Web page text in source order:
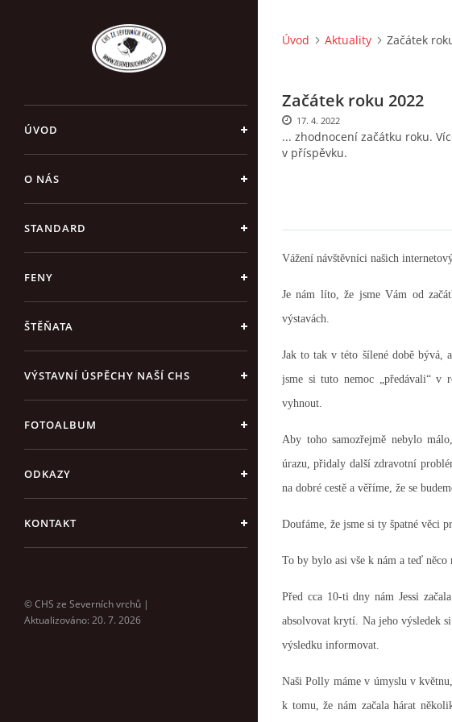
ÚVOD
O NÁS
STANDARD
FENY
ŠTĚŇATA
VÝSTAVNÍ ÚSPĚCHY NAŠÍ CHS
FOTOALBUM
ODKAZY
KONTAKT
© CHS ze Severních vrchů |
Aktualizováno: 20. 7. 2026
Úvod Aktuality Začátek
Začátek roku 2022
... zhodnocení začátku roku.
v příspěvku.
17. 4. 2022
Vážení návštěvníci našich
Je nám líto, že jsme Vám od
výstavách.
Jak to tak v této šílené době bývá,
jsme si tuto nemoc „předávali“ v
vyhnout.
Aby toho samozřejmě nebylo
úrazu, přidaly další zdravotní
na dobré cestě a věříme, že se
Doufáme, že jsme si ty špatné věci
To by bylo asi vše k nám a teď
Před cca 10-ti dny nám Jessi
absolvovat krytí. Na jeho výsledek
výsledku informovat.
Naši Polly máme v úmyslu v
k tomu, že nám začala hárat